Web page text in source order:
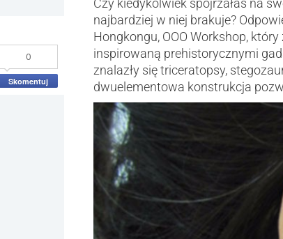
0
Skomentuj
Czy kiedykolwiek spojrzałaś na
najbardziej w niej brakuje?
Hongkongu, OOO Workshop,
inspirowaną prehistorycznymi
znalazły się triceratopsy,
dwuelementowa konstrukcja